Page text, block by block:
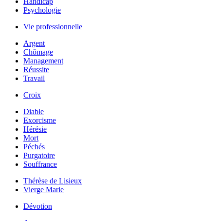
Psychologie
Vie professionnelle
Argent
Chômage
Management
Réussite
Travail
Croix
Diable
Exorcisme
Hérésie
Mort
Péchés
Purgatoire
Souffrance
Thérèse de Lisieux
Vierge Marie
Dévotion